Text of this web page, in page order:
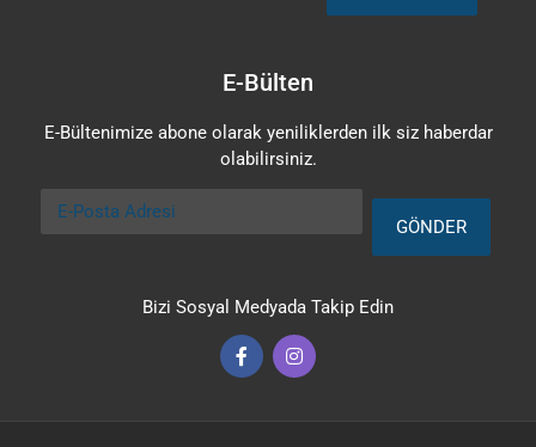
E-Bülten
E-Bültenimize abone olarak yeniliklerden ilk siz haberdar
olabilirsiniz.
E-Posta Adresi
GÖNDER
Bizi Sosyal Medyada Takip Edin